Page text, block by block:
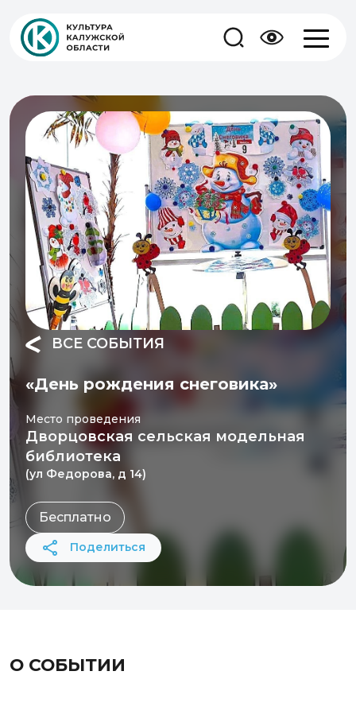
ВСЕ СОБЫТИЯ
«День рождения снеговика»
Место проведения
Дворцовская сельская модельная
библиотека
(ул Федорова, д 14)
Бесплатно
Поделиться
О СОБЫТИИ